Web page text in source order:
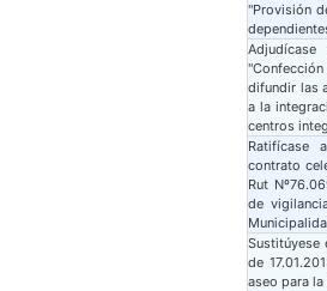
"Provisión
difundir las
a la
centros
Ratifícase
contrato
Rut
de
Sustitúyese
de
aseo para